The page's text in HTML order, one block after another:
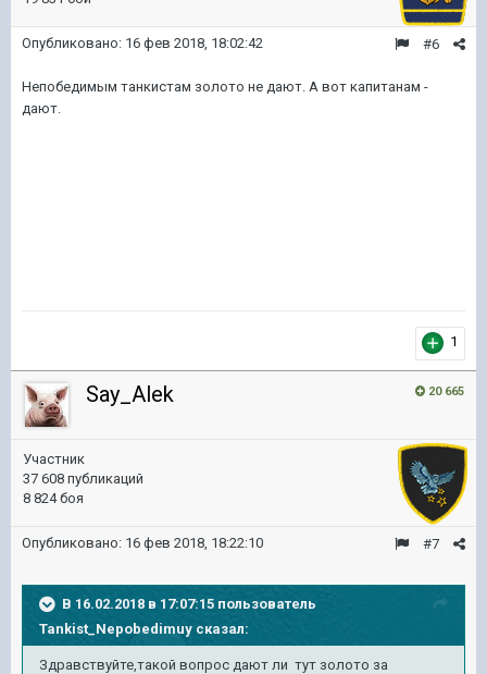
#6
Опубликовано: 16 фев 2018, 18:02:42
Непобедимым танкистам золото не дают. А вот капитанам -
дают.
1
20 665
Say_Alek
Участник
37 608 публикаций
8 824 боя
#7
Опубликовано: 16 фев 2018, 18:22:10
В 16.02.2018 в 17:07:15 пользователь
Tankist_Nepobedimuy сказал:
Здравствуйте,такой вопрос дают ли тут золото за